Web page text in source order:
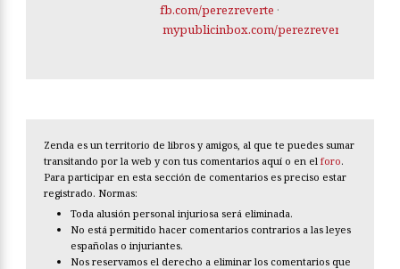
fb.com/perezreverte ·
mypublicinbox.com/perezreverte
Zenda es un territorio de libros y amigos, al que te puedes sumar
transitando por la web y con tus comentarios aquí o en el foro.
Para participar en esta sección de comentarios es preciso estar
registrado. Normas:
Toda alusión personal injuriosa será eliminada.
No está permitido hacer comentarios contrarios a las leyes
españolas o injuriantes.
Nos reservamos el derecho a eliminar los comentarios que